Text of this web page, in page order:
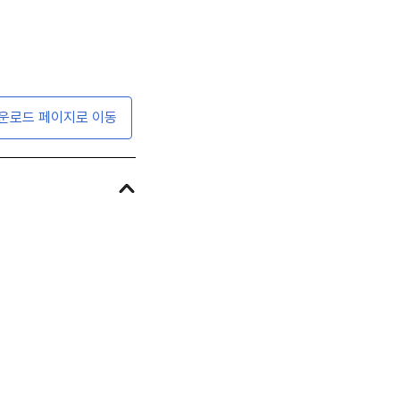
로드 페이지로 이동